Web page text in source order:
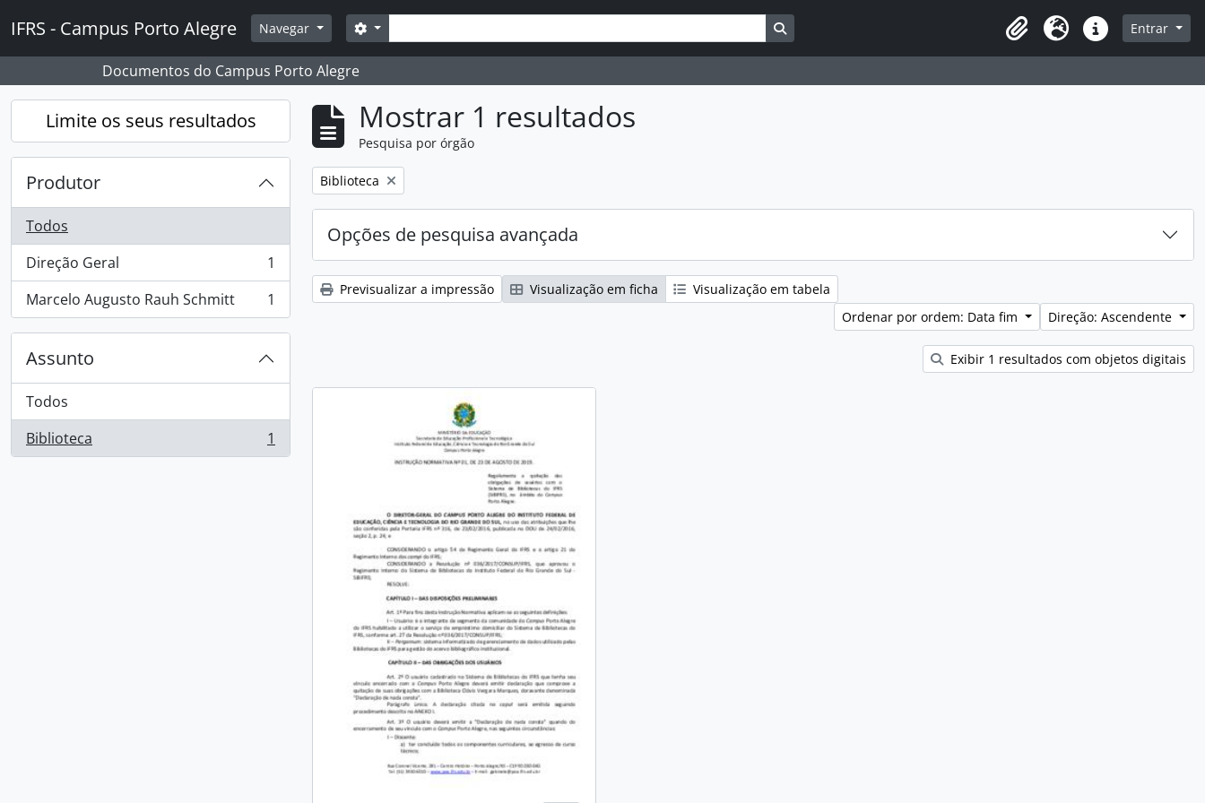
IFRS - Campus Porto Alegre Navegar Pesquisar
Opções de busca Busque na página de navegação
Idioma Ligações rápidas
Entrar
Documentos do Campus Porto Alegre
Limite os seus resultados
Produtor
Todos
Direção Geral
, 1 resultados
1
Marcelo Augusto Rauh Schmitt
, 1 resultados 1
Assunto
Todos
Biblioteca
, 1 resultados 1
Mostrar 1 resultados
Pesquisa por órgão
Remover filtro:
Biblioteca
Opções de pesquisa avançada
Previsualizar a impressão Visualização em ficha
Visualização em tabela
Ordenar por ordem: Data fim
Direção: Ascendente
Exibir 1 resultados com objetos digitais